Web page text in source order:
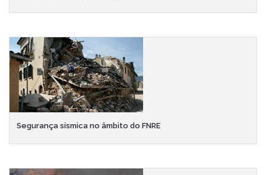
Segurança sísmica no âmbito do FNRE